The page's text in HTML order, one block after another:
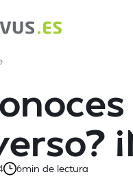
6min de lectura